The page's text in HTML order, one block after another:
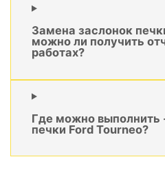
Замена заслонок
можно ли получить
работах?
Где можно выполнить
печки Ford Tourneo?